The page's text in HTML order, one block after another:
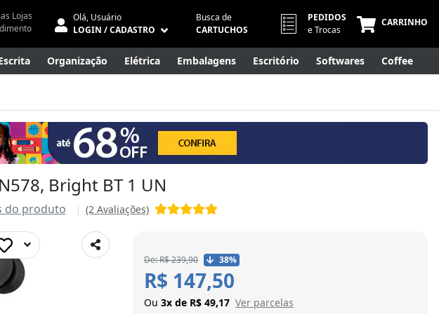
Lojas
Olá, Usuário
LOGIN / CADASTRO
Busca de
CARTUCHOS
PEDIDOS
e Trocas
CARRINHO
Organização Elétrica Embalagens Escritório Softwares Coffee
Bright BT 1 UN
do produto (2 Avaliações)
De: R$ 239,90 38%
R$ 147,50
Ou 3x de R$ 49,17 Ver parcelas